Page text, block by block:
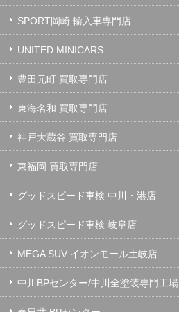
SPORT岡崎 輸入車専門店
UNITED MINICARS
豊田元町 買取専門店
東海名和 買取専門店
神戸大蔵谷 買取専門店
東福岡 買取専門店
グッドスピード車検 中川・港店
グッドスピード車検 岐阜店
MEGA SUV イオンモール土岐店
中川BPセンター/中川全塗装専門工場